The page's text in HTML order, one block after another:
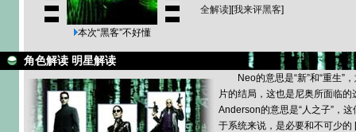
本次“黑客”不好懂
全解读][我来评黑客]
角色解读 明星解读
Neo的意思是“新”和“重生”
片的结局，这也是尼奥所面临
Anderson的意思是“人之子”，
于系统来说，是必要和不可少的 [